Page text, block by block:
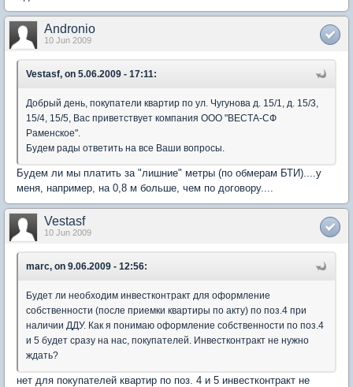
Andronio
10 Jun 2009
Vestasf, on 5.06.2009 - 17:11:
Добрый день, покупатели квартир по ул. Чугунова д. 15/1, д. 15/3,
15/4, 15/5, Вас приветствует компания ООО "ВЕСТА-СФ
Раменское".
Будем рады ответить на все Ваши вопросы.
Будем ли мы платить за "лишние" метры (по обмерам БТИ)....у
меня, например, на 0,8 м больше, чем по договору....
Vestasf
10 Jun 2009
marc, on 9.06.2009 - 12:56:
Будет ли необходим инвестконтракт для оформление
собственности (после приемки квартиры по акту) по поз.4 при
наличии ДДУ. Как я понимаю оформление собственности по поз.4
и 5 будет сразу на нас, покупателей. Инвестконтракт не нужно
ждать?
нет для покупателей квартир по поз. 4 и 5 инвестконтракт не